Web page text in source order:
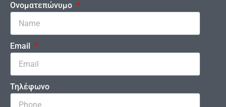
Ονοματεπώνυμο
Email
Τηλέφωνο